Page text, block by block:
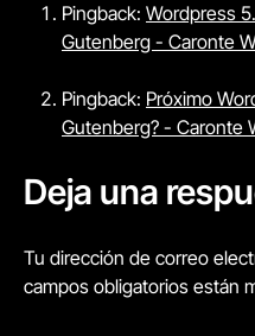
Pingback: Wordpress
Gutenberg - Caronte
Pingback: Próximo
Gutenberg? - Caronte
Deja una
Tu dirección de correo
campos obligatorios están